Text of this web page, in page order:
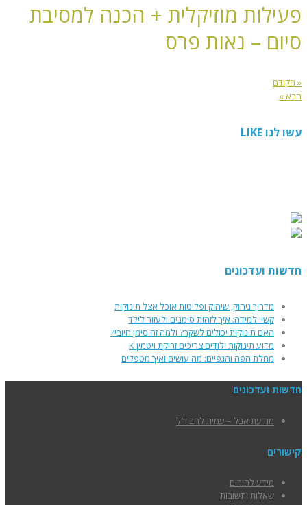
פעילות מוזיקלית + הכנה למסיבת
סיום – נאות פרס
« הקודם
הבא »
עשו לנו LIKE
חדשות ועדכונים
מדריך גיהוק, שיהוק ופליטות אוכל אצל תינוקות
קשיי למידה: איך לזהות סימנים ולעזור לילד
האם תינוקות יכולים לשקר? ולמה זה סימן חיובי?
מדוע תינוקות ילודים צריכים זריקת ויטמין K
מחלת הפה והגפיים: מה עושים ואיך מטפלים
חדשות ועדכונים
מודעת אבל – עמית להב ז"ל
קישורים
מידע להורים
שאלות ותשובות